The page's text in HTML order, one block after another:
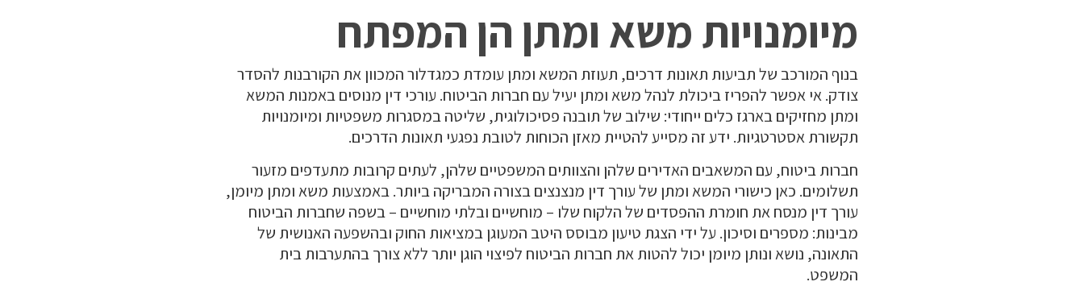
מיומנויות משא ומתן הן המפתח
בנוף המורכב של תביעות תאונות דרכים, תעוזת המשא ומתן עומדת כמגדלור המכוון את הקורבנות להסדר
צודק. אי אפשר להפריז ביכולת לנהל משא ומתן יעיל עם חברות הביטוח. עורכי דין מנוסים באמנות המשא
ומתן מחזיקים בארגז כלים ייחודי: שילוב של תובנה פסיכולוגית, שליטה במסגרות משפטיות ומיומנויות
תקשורת אסטרטגיות. ידע זה מסייע להטיית מאזן הכוחות לטובת נפגעי תאונות הדרכים.
חברות ביטוח, עם המשאבים האדירים שלהן והצוותים המשפטיים שלהן, לעתים קרובות מתעדפים מזעור
תשלומים. כאן כישורי המשא ומתן של עורך דין מנצנצים בצורה המבריקה ביותר. באמצעות משא ומתן מיומן,
עורך דין מנסח את חומרת ההפסדים של הלקוח שלו – מוחשיים ובלתי מוחשיים – בשפה שחברות הביטוח
מבינות: מספרים וסיכון. על ידי הצגת טיעון מבוסס היטב המעוגן במציאות החוק ובהשפעה האנושית של
התאונה, נושא ונותן מיומן יכול להטות את חברות הביטוח לפיצוי הוגן יותר ללא צורך בהתערבות בית
המשפט.